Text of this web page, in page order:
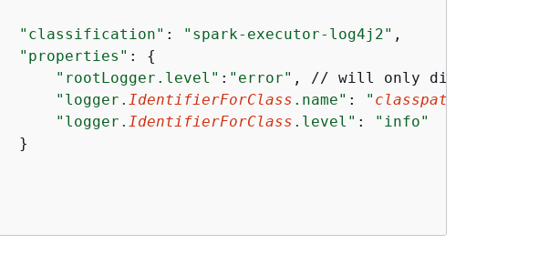
"classification" : "spark-executor-log4j2" ,
"properties" : {
"rootLogger.level" : "error" , // will only display
"logger. IdentifierForClass .name" : " classpath for
"logger. IdentifierForClass .level" :
"info"
}